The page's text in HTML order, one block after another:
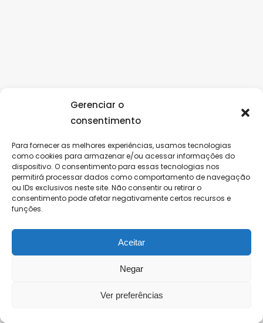
Gerenciar o
consentimento
Para fornecer as melhores experiências, usamos tecnologias
como cookies para armazenar e/ou acessar informações do
dispositivo. O consentimento para essas tecnologias nos
permitirá processar dados como comportamento de navegação
ou IDs exclusivos neste site. Não consentir ou retirar o
consentimento pode afetar negativamente certos recursos e
funções.
Aceitar
Negar
Ver preferências